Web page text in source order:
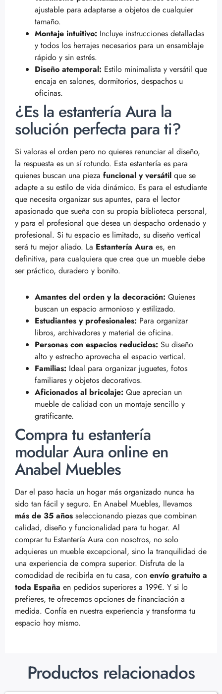
ajustable para adaptarse a objetos de cualquier
tamaño.
Montaje intuitivo: Incluye instrucciones detalladas
y todos los herrajes necesarios para un ensamblaje
rápido y sin estrés.
Diseño atemporal: Estilo minimalista y versátil que
encaja en salones, dormitorios, despachos u
oficinas.
¿Es la estantería Aura la
solución perfecta para ti?
Si valoras el orden pero no quieres renunciar al diseño,
la respuesta es un sí rotundo. Esta estantería es para
quienes buscan una pieza funcional y versátil que se
adapte a su estilo de vida dinámico. Es para el estudiante
que necesita organizar sus apuntes, para el lector
apasionado que sueña con su propia biblioteca personal,
y para el profesional que desea un despacho ordenado y
profesional. Si tu espacio es limitado, su diseño vertical
será tu mejor aliado. La Estantería Aura es, en
definitiva, para cualquiera que crea que un mueble debe
ser práctico, duradero y bonito.
Amantes del orden y la decoración: Quienes
buscan un espacio armonioso y estilizado.
Estudiantes y profesionales: Para organizar
libros, archivadores y material de oficina.
Personas con espacios reducidos: Su diseño
alto y estrecho aprovecha el espacio vertical.
Familias: Ideal para organizar juguetes, fotos
familiares y objetos decorativos.
Aficionados al bricolaje: Que aprecian un
mueble de calidad con un montaje sencillo y
gratificante.
Compra tu estantería
modular Aura online en
Anabel Muebles
Dar el paso hacia un hogar más organizado nunca ha
sido tan fácil y seguro. En Anabel Muebles, llevamos
más de 35 años seleccionando piezas que combinan
calidad, diseño y funcionalidad para tu hogar. Al
comprar tu Estantería Aura con nosotros, no solo
adquieres un mueble excepcional, sino la tranquilidad de
una experiencia de compra superior. Disfruta de la
comodidad de recibirla en tu casa, con envío gratuito a
toda España en pedidos superiores a 199€. Y si lo
prefieres, te ofrecemos opciones de financiación a
medida. Confía en nuestra experiencia y transforma tu
espacio hoy mismo.
Productos relacionados